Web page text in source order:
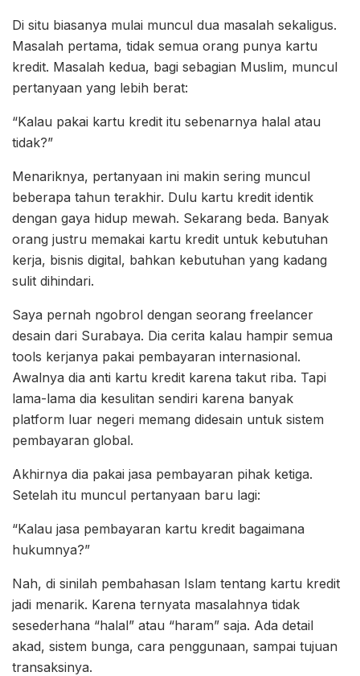
Di situ biasanya mulai muncul dua masalah sekaligus.
Masalah pertama, tidak semua orang punya kartu
kredit. Masalah kedua, bagi sebagian Muslim, muncul
pertanyaan yang lebih berat:
“Kalau pakai kartu kredit itu sebenarnya halal atau
tidak?”
Menariknya, pertanyaan ini makin sering muncul
beberapa tahun terakhir. Dulu kartu kredit identik
dengan gaya hidup mewah. Sekarang beda. Banyak
orang justru memakai kartu kredit untuk kebutuhan
kerja, bisnis digital, bahkan kebutuhan yang kadang
sulit dihindari.
Saya pernah ngobrol dengan seorang freelancer
desain dari Surabaya. Dia cerita kalau hampir semua
tools kerjanya pakai pembayaran internasional.
Awalnya dia anti kartu kredit karena takut riba. Tapi
lama-lama dia kesulitan sendiri karena banyak
platform luar negeri memang didesain untuk sistem
pembayaran global.
Akhirnya dia pakai jasa pembayaran pihak ketiga.
Setelah itu muncul pertanyaan baru lagi:
“Kalau jasa pembayaran kartu kredit bagaimana
hukumnya?”
Nah, di sinilah pembahasan Islam tentang kartu kredit
jadi menarik. Karena ternyata masalahnya tidak
sesederhana “halal” atau “haram” saja. Ada detail
akad, sistem bunga, cara penggunaan, sampai tujuan
transaksinya.